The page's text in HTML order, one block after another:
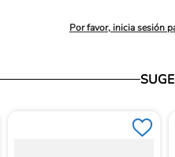
Por favor, inicia sesión